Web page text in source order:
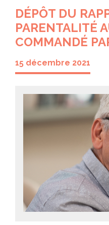
DÉPÔT DU
PARENTALITÉ
COMMANDÉ
15 décembre 2021